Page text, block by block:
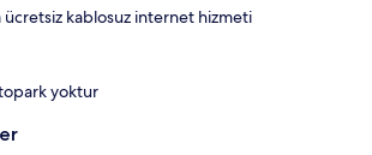
kablosuz internet hizmeti
yoktur